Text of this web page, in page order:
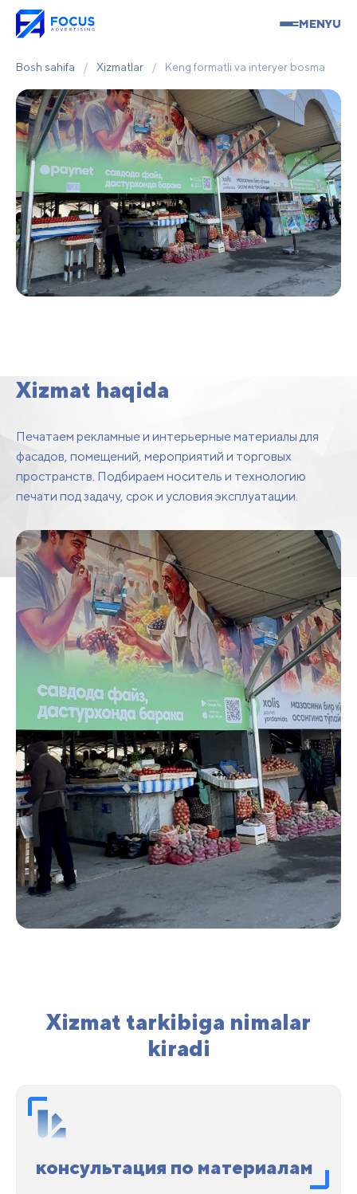
MENYU
Bosh sahifa / Xizmatlar / Keng formatli va interyer bosma
Xizmat haqida
Печатаем рекламные и интерьерные материалы для
фасадов, помещений, мероприятий и торговых
пространств. Подбираем носитель и технологию
печати под задачу, срок и условия эксплуатации.
Xizmat tarkibiga nimalar
kiradi
консультация по материалам